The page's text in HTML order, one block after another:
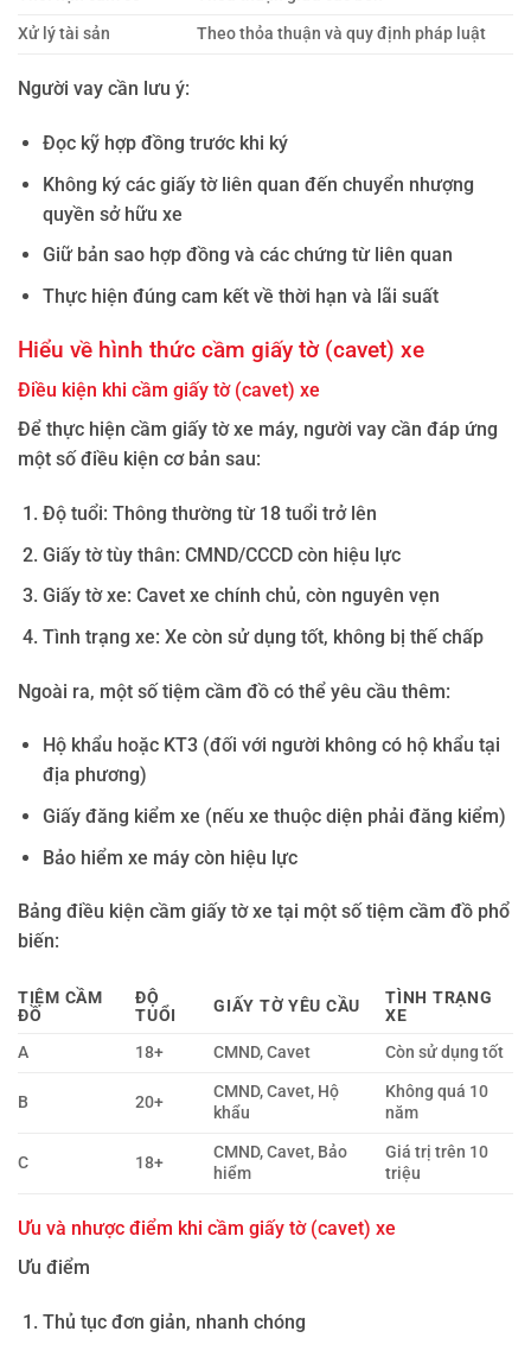
Xử lý tài sản
Theo thỏa thuận và quy định pháp luật
Người vay cần lưu ý:
Đọc kỹ hợp đồng trước khi ký
Không ký các giấy tờ liên quan đến chuyển nhượng
quyền sở hữu xe
Giữ bản sao hợp đồng và các chứng từ liên quan
Thực hiện đúng cam kết về thời hạn và lãi suất
Hiểu về hình thức cầm giấy tờ (cavet) xe
Điều kiện khi cầm giấy tờ (cavet) xe
Để thực hiện cầm giấy tờ xe máy, người vay cần đáp ứng
một số điều kiện cơ bản sau:
Độ tuổi: Thông thường từ 18 tuổi trở lên
Giấy tờ tùy thân: CMND/CCCD còn hiệu lực
Giấy tờ xe: Cavet xe chính chủ, còn nguyên vẹn
Tình trạng xe: Xe còn sử dụng tốt, không bị thế chấp
Ngoài ra, một số tiệm cầm đồ có thể yêu cầu thêm:
Hộ khẩu hoặc KT3 (đối với người không có hộ khẩu tại
địa phương)
Giấy đăng kiểm xe (nếu xe thuộc diện phải đăng kiểm)
Bảo hiểm xe máy còn hiệu lực
Bảng điều kiện cầm giấy tờ xe tại một số tiệm cầm đồ phổ
biến:
TIỆM CẦM
ĐỒ
ĐỘ
TUỔI
GIẤY TỜ YÊU CẦU
TÌNH TRẠNG
XE
A
18+ CMND, Cavet Còn sử dụng tốt
B 20+
CMND, Cavet, Hộ
khẩu
Không quá 10
năm
C 18+
CMND, Cavet, Bảo
hiểm
Giá trị trên 10
triệu
Ưu và nhược điểm khi cầm giấy tờ (cavet) xe
Ưu điểm
Thủ tục đơn giản, nhanh chóng